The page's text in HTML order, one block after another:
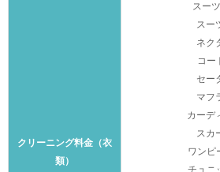
クリーニング料金（衣
類）
スー
スー
ネク
コー
セー
マフ
カーデ
スカ
ワンピ